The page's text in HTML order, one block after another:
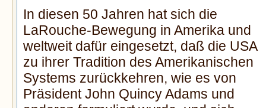
In diesen 50 Jahren hat sich die
LaRouche-Bewegung in Amerika und
weltweit dafür eingesetzt, daß die USA
zu ihrer Tradition des Amerikanischen
Systems zurückkehren, wie es von
Präsident John Quincy Adams und